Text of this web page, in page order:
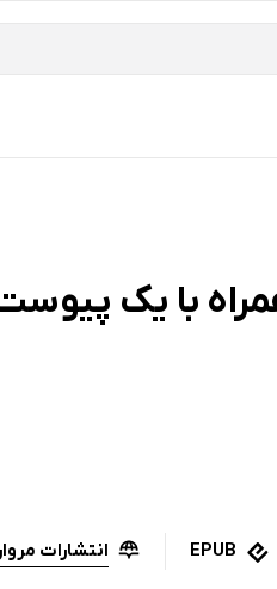
با یک پیوست
EPUB انتشارات